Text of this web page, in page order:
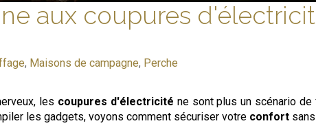
aux coupures
, Maisons de campagne, Perche
les coupures d'électricité ne sont plus un scénario
les gadgets, voyons comment sécuriser votre confort